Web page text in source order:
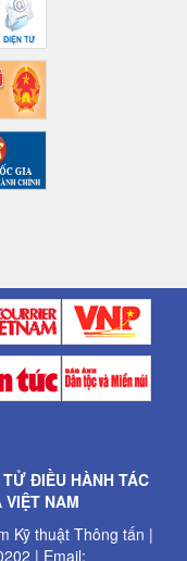
ĐIỀU HÀNH TÁC
VIỆT NAM
Kỹ thuật Thông tấn |
| Email: